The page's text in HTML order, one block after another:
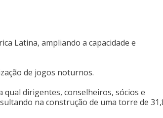
Latina, ampliando a capacidade e
de jogos noturnos.
qual dirigentes, conselheiros, sócios e
na construção de uma torre de